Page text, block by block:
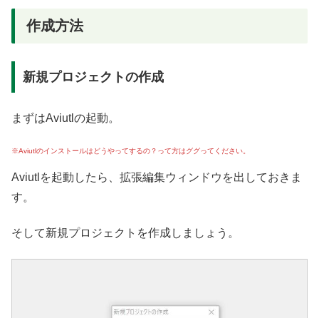
作成方法
新規プロジェクトの作成
まずはAviutlの起動。
※Aviutlのインストールはどうやってするの？って方はググってください。
Aviutlを起動したら、拡張編集ウィンドウを出しておきま
す。
そして新規プロジェクトを作成しましょう。